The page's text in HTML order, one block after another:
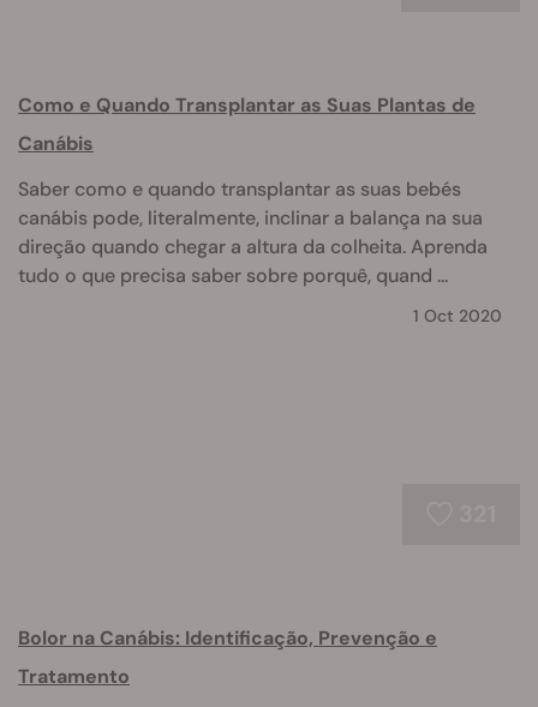
Como e Quando Transplantar as Suas Plantas de
Canábis
Saber como e quando transplantar as suas bebés
canábis pode, literalmente, inclinar a balança na sua
direção quando chegar a altura da colheita. Aprenda
tudo o que precisa saber sobre porquê, quand ...
1 Oct 2020
Bolor na Canábis: Identificação, Prevenção e
Tratamento